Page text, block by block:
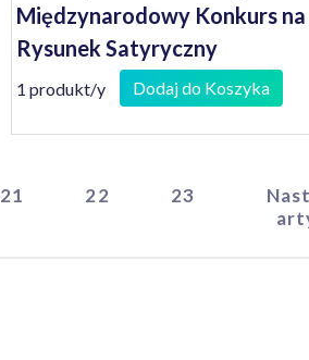
Międzynarodowy Konkurs na
Rysunek Satyryczny
1 produkt/y Dodaj do Koszyka
21 22 23